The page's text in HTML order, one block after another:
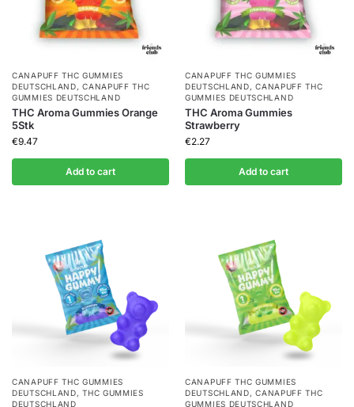
CANAPUFF THC GUMMIES​
DEUTSCHLAND,CANAPUFF THC
GUMMIES​ DEUTSCHLAND
THC Aroma Gummies Orange
5Stk
€9.47
Add to cart
CANAPUFF THC GUMMIES​
DEUTSCHLAND,CANAPUFF THC
GUMMIES​ DEUTSCHLAND
THC Aroma Gummies
Strawberry
€2.27
Add to cart
CANAPUFF THC GUMMIES​
DEUTSCHLAND,THC GUMMIES
DEUTSCHLAND
CANAPUFF THC GUMMIES​
DEUTSCHLAND,CANAPUFF THC
GUMMIES​ DEUTSCHLAND